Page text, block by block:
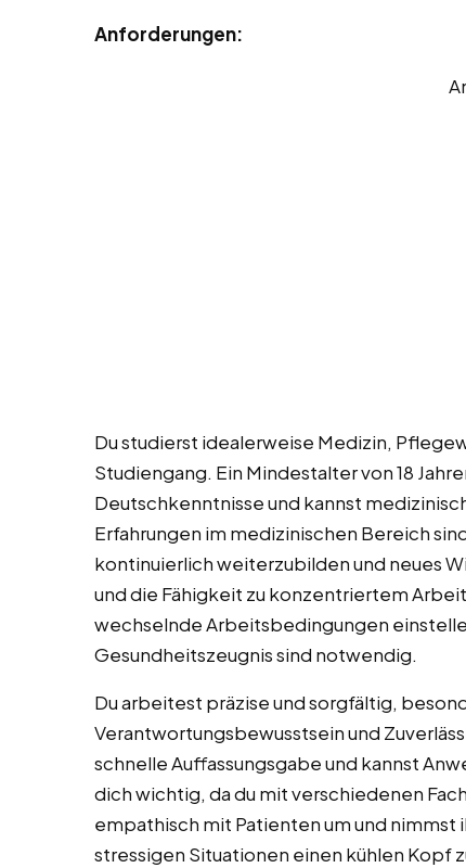
Anforderungen:
Du studierst idealerweise Medizin,
Studiengang. Ein Mindestalter von 18
Deutschkenntnisse und kannst
Erfahrungen im medizinischen Bereich
kontinuierlich weiterzubilden und neues
und die Fähigkeit zu konzentriertem
wechselnde Arbeitsbedingungen
Gesundheitszeugnis sind notwendig.
Du arbeitest präzise und sorgfältig,
Verantwortungsbewusstsein und
schnelle Auffassungsgabe und kannst
dich wichtig, da du mit verschiedenen
empathisch mit Patienten um und nimmst
stressigen Situationen einen kühlen Kopf